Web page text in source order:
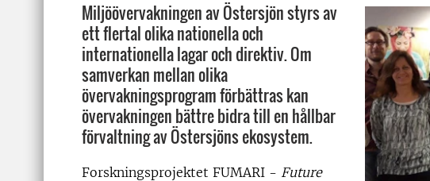
Miljöövervakningen av Östersjön styrs av
ett flertal olika nationella och
internationella lagar och direktiv. Om
samverkan mellan olika
övervakningsprogram förbättras kan
övervakningen bättre bidra till en hållbar
förvaltning av Östersjöns ekosystem.
Forskningsprojektet FUMARI ­- Future